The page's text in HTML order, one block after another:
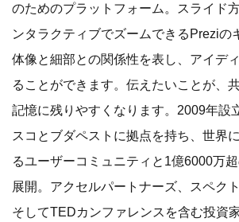
のためのプラットフォーム。スライド
ンタラクティブでズームできるPreziの
体像と細部との関係性を表し、アイデ
ることができます。伝えたいことが、
記憶に残りやすくなります。2009年設
スコとブダペストに拠点を持ち、世界
るユーザーコミュニティと1億6000万
展開。アクセルパートナーズ、スペク
そしてTEDカンファレンスを含む投資